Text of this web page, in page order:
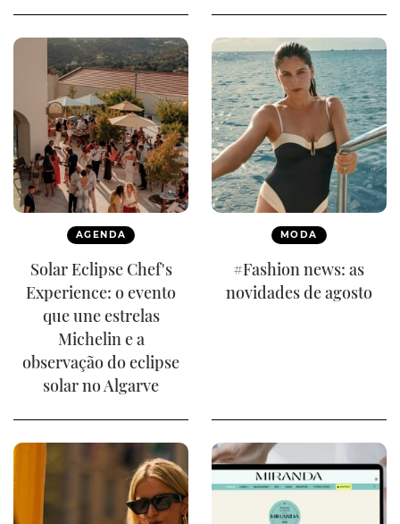
AGENDA
Solar Eclipse Chef's
Experience: o evento
que une estrelas
Michelin e a
observação do eclipse
solar no Algarve
MODA
#Fashion news: as
novidades de agosto